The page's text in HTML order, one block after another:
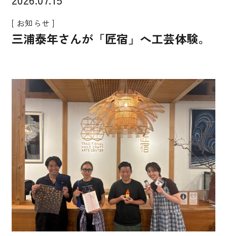
[ お知らせ ]
三浦泰年さんが「匠宿」へ工芸体験。